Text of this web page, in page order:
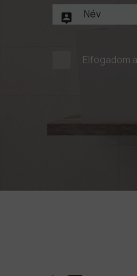
Elfogadom